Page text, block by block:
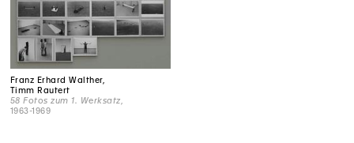
Franz Erhard Walther,
Timm Rautert
58 Fotos zum 1. Werksatz
1963-1969